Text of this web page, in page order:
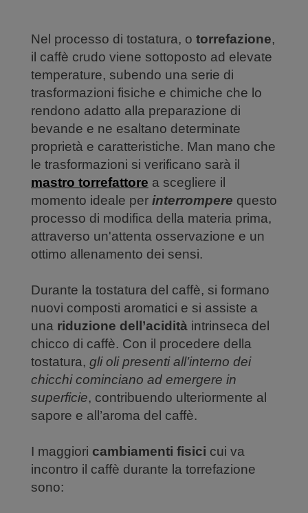
Nel processo di tostatura, o torrefazione,
il caffè crudo viene sottoposto ad elevate
temperature, subendo una serie di
trasformazioni fisiche e chimiche che lo
rendono adatto alla preparazione di
bevande e ne esaltano determinate
proprietà e caratteristiche. Man mano che
le trasformazioni si verificano sarà il
mastro torrefattore a scegliere il
momento ideale per interrompere questo
processo di modifica della materia prima,
attraverso un'attenta osservazione e un
ottimo allenamento dei sensi.
Durante la tostatura del caffè, si formano
nuovi composti aromatici e si assiste a
una riduzione dell’acidità intrinseca del
chicco di caffè. Con il procedere della
tostatura, gli oli presenti all’interno dei
chicchi cominciano ad emergere in
superficie, contribuendo ulteriormente al
sapore e all’aroma del caffè.
I maggiori cambiamenti fisici cui va
incontro il caffè durante la torrefazione
sono: